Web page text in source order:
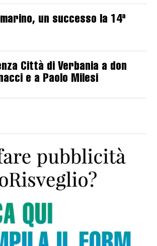
un successo la 14ª
Città di Verbania a don
e a Paolo Milesi